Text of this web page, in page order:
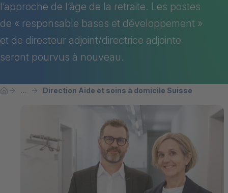
l’approche de l’âge de la retraite. Les postes
de « responsable bases et développement »
et de directeur adjoint/directrice adjointe
seront pourvus à nouveau.
Breadcrumb
Vous êtes ici:
Home ... Direction Aide et soins à domicile Suisse